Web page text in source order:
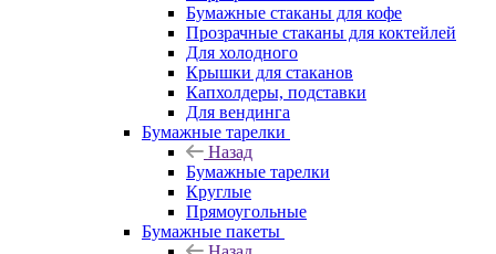
Бумажные стаканы для кофе
Прозрачные стаканы для коктейлей
Для холодного
Крышки для стаканов
Капхолдеры, подставки
Для вендинга
Бумажные тарелки
Назад
Бумажные тарелки
Круглые
Прямоугольные
Бумажные пакеты